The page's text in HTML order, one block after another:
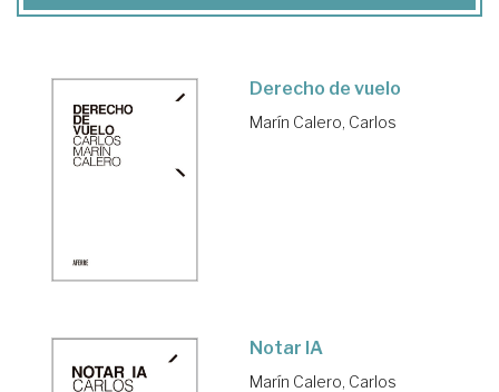
Derecho de vuelo
Marín Calero, Carlos
Notar IA
Marín Calero, Carlos